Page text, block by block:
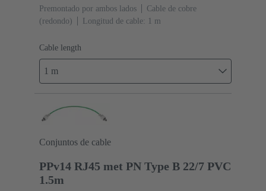
Premontado por ambos lados
Cable de cobre
(redondo)
Longitud de cable: 1 m
Cable length
1 m
Conjuntos de cable
PPv14 RJ45 met PN Type B 22/7 PVC
1.5m